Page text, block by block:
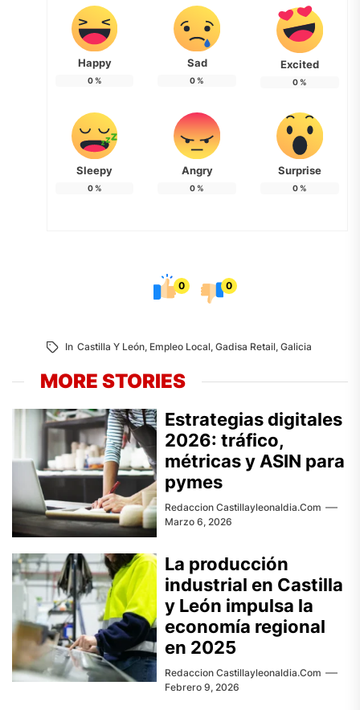
Happy
0%
Sad
0%
Excited
0%
Sleepy
0%
Angry
0%
Surprise
0%
0 0
In Castilla Y León, Empleo Local, Gadisa Retail, Galicia
MORE STORIES
Estrategias digitales
2026: tráfico,
métricas y ASIN para
pymes
Redaccion Castillayleonaldia.com
Marzo 6, 2026
La producción
industrial en Castilla
y León impulsa la
economía regional
en 2025
Redaccion Castillayleonaldia.com
Febrero 9, 2026